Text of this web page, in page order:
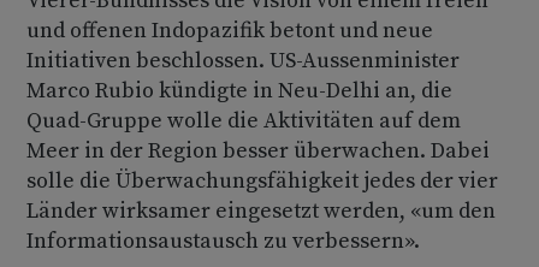
und offenen Indopazifik betont und neue
Initiativen beschlossen. US-Aussenminister
Marco Rubio kündigte in Neu-Delhi an, die
Quad-Gruppe wolle die Aktivitäten auf dem
Meer in der Region besser überwachen. Dabei
solle die Überwachungsfähigkeit jedes der vier
Länder wirksamer eingesetzt werden, «um den
Informationsaustausch zu verbessern».